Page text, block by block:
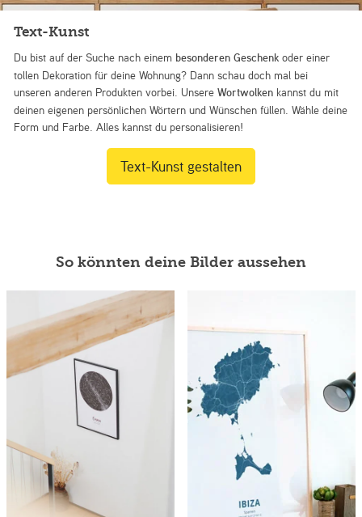
Text-Kunst
Du bist auf der Suche nach einem besonderen Geschenk oder einer
tollen Dekoration für deine Wohnung? Dann schau doch mal bei
unseren anderen Produkten vorbei. UnsereWortwolken kannst du mit
deinen eigenen persönlichen Wörtern und Wünschen füllen. Wähle deine
Form und Farbe. Alles kannst du personalisieren!
Text-Kunst gestalten
So könnten deine Bilder aussehen